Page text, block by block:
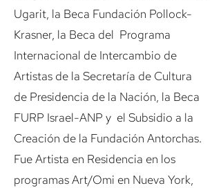
Ugarit, la Beca Fundación Pollock-
Krasner, la Beca del Programa
Internacional de Intercambio de
Artistas de la Secretaría de Cultura
de Presidencia de la Nación, la Beca
FURP Israel-ANP y el Subsidio a la
Creación de la Fundación Antorchas.
Fue Artista en Residencia en los
programas Art/Omi en Nueva York,